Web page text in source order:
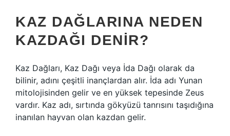
KAZ DAĞLARINA NEDEN
KAZDAĞI DENIR?
Kaz Dağları, Kaz Dağı veya İda Dağı olarak da
bilinir, adını çeşitli inançlardan alır. İda adı Yunan
mitolojisinden gelir ve en yüksek tepesinde Zeus
vardır. Kaz adı, sırtında gökyüzü tanrısını taşıdığına
inanılan hayvan olan kazdan gelir.